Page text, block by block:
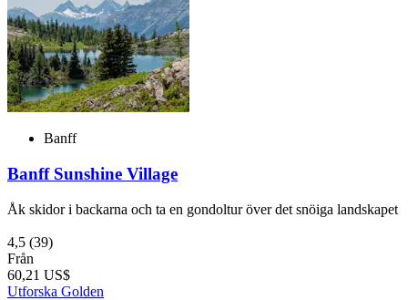
Banff
Banff Sunshine Village
Åk skidor i backarna och ta en gondoltur över det snöiga landskapet
4,5 (39)
Från
60,21 US$
Utforska Golden